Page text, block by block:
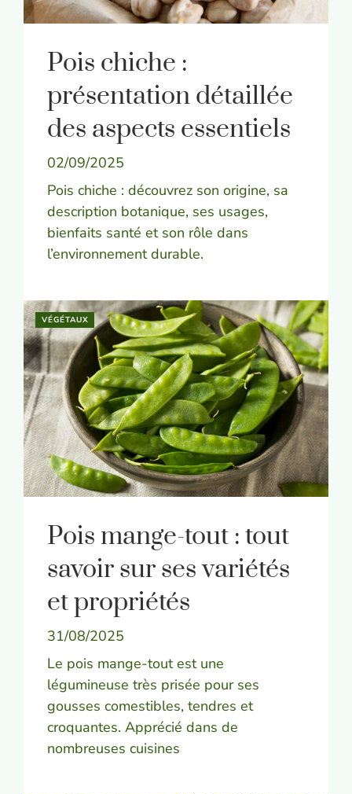
Pois chiche :
présentation détaillée
des aspects essentiels
02/09/2025
Pois chiche : découvrez son origine, sa
description botanique, ses usages,
bienfaits santé et son rôle dans
l’environnement durable.
VÉGÉTAUX
Pois mange-tout : tout
savoir sur ses variétés
et propriétés
31/08/2025
Le pois mange-tout est une
légumineuse très prisée pour ses
gousses comestibles, tendres et
croquantes. Apprécié dans de
nombreuses cuisines